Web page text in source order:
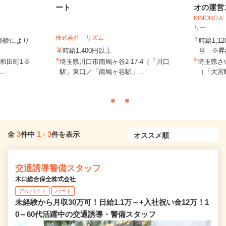
により
田町1-8
ート
株式会社 リズム
時給1,400円以上
埼玉県川口市南鳩ヶ谷2-17-4（「川口
駅」東口／「南鳩ヶ谷駅」...
オの運営
KIMONO
リー
時給
当 ※昇
埼玉県さ
（「大
全 3件中 1 - 3件を表示
交通誘導警備スタッフ
木口総合保全株式会社
アルバイト パート
未経験から月収30万可！日給1.1万～+入社祝い金12万！1
0～60代活躍中の交通誘導・警備スタッフ